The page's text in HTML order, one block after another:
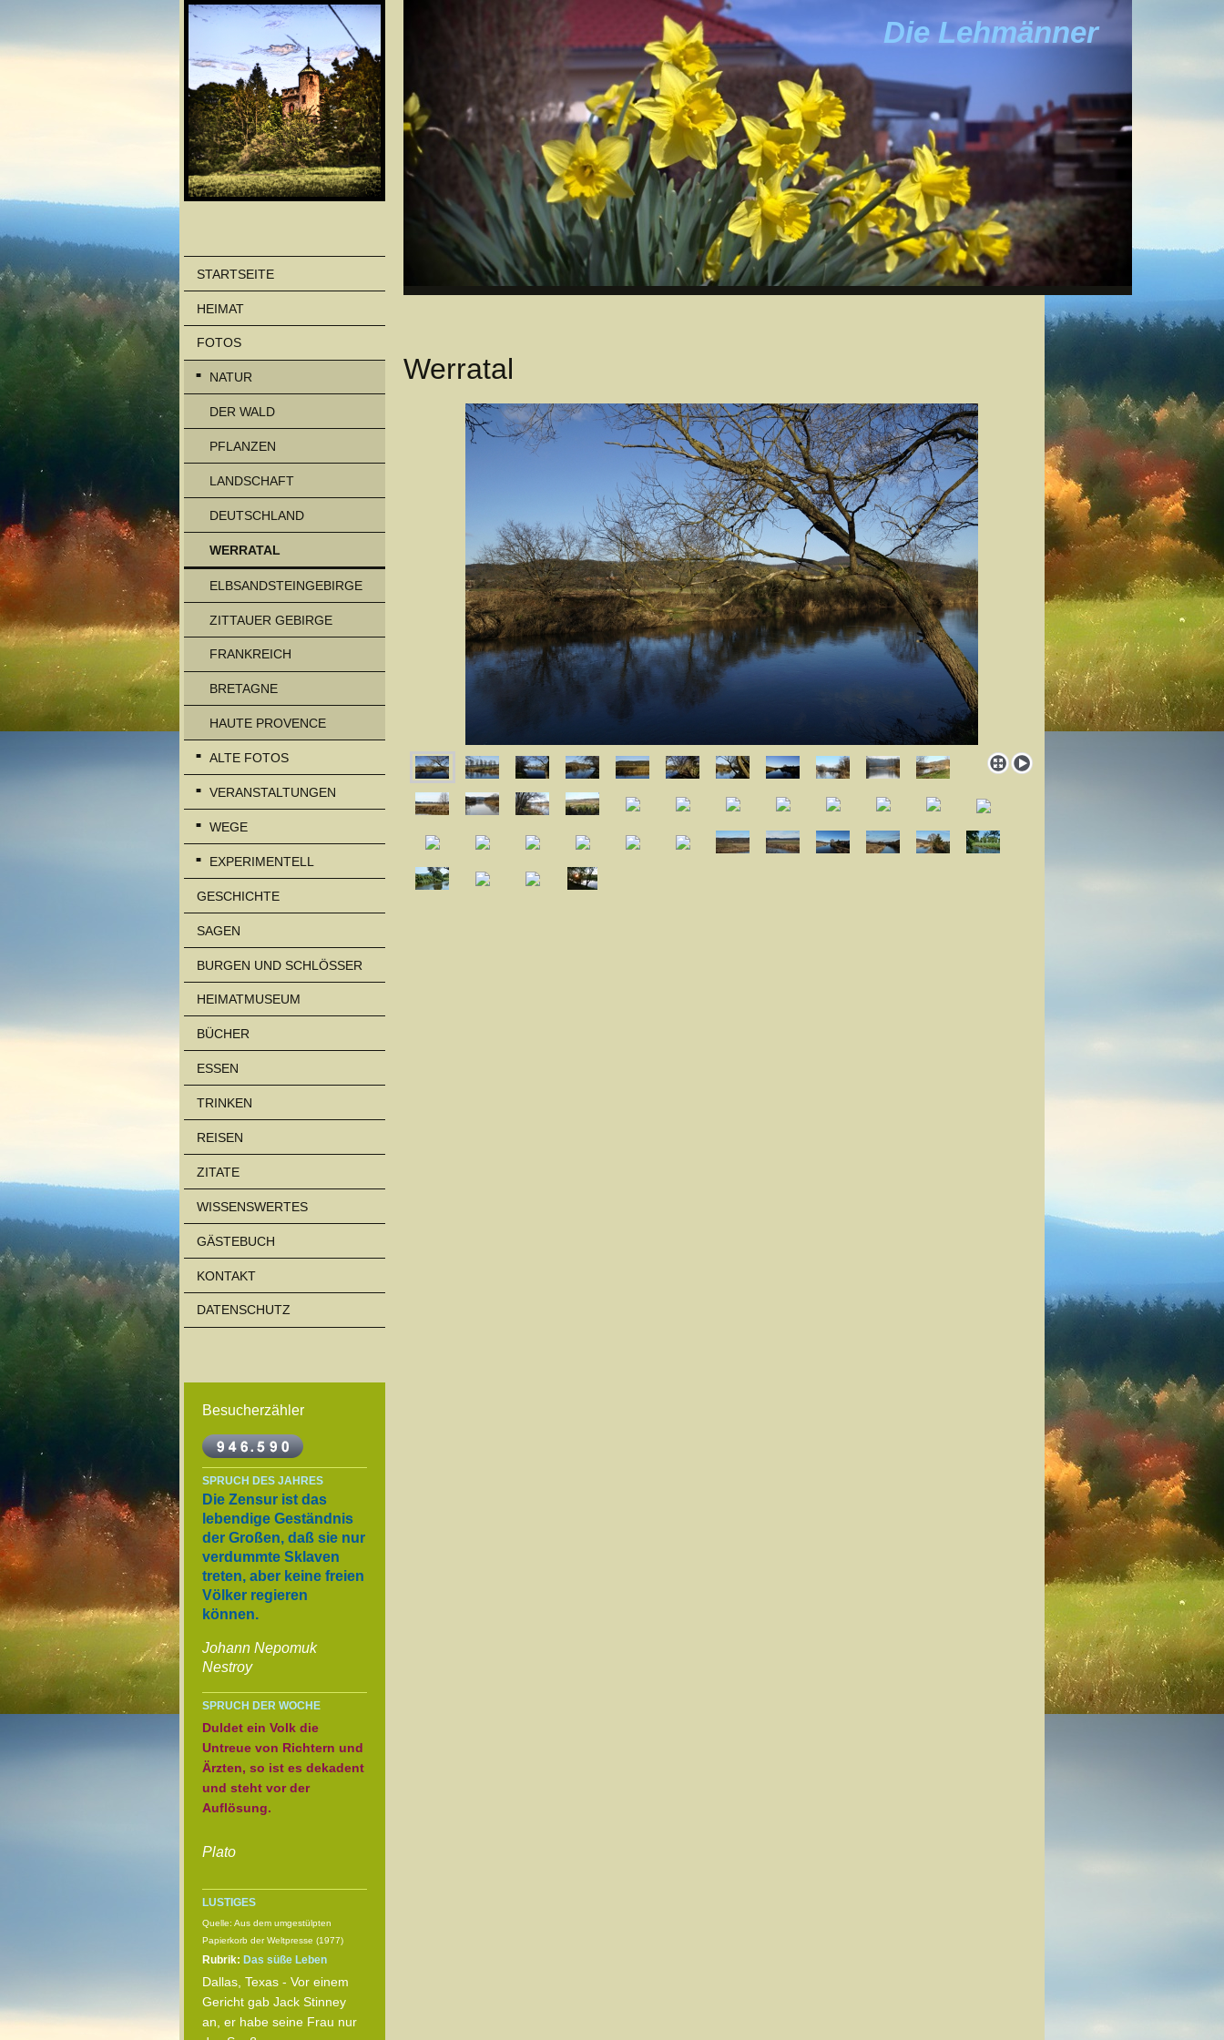
STARTSEITE
HEIMAT
FOTOS
NATUR
DER WALD
PFLANZEN
LANDSCHAFT
DEUTSCHLAND
WERRATAL
ELBSANDSTEINGEBIRGE
ZITTAUER GEBIRGE
FRANKREICH
BRETAGNE
HAUTE PROVENCE
ALTE FOTOS
VERANSTALTUNGEN
WEGE
EXPERIMENTELL
GESCHICHTE
SAGEN
BURGEN UND SCHLÖSSER
HEIMATMUSEUM
BÜCHER
ESSEN
TRINKEN
REISEN
ZITATE
WISSENSWERTES
GÄSTEBUCH
KONTAKT
DATENSCHUTZ
Besucherzähler
SPRUCH DES JAHRES
Die Zensur ist das
lebendige Geständnis
der Großen, daß sie nur
verdummte Sklaven
treten, aber keine freien
Völker regieren
können.
Johann Nepomuk
Nestroy
SPRUCH DER WOCHE
Duldet ein Volk die
Untreue von Richtern und
Ärzten, so ist es dekadent
und steht vor der
Auflösung.
Plato
LUSTIGES
Quelle: Aus dem umgestülpten
Papierkorb der Weltpresse (1977)
Rubrik: Das süße Leben
Dallas, Texas - Vor einem
Gericht gab Jack Stinney
an, er habe seine Frau nur
Die Lehmänner
Werratal